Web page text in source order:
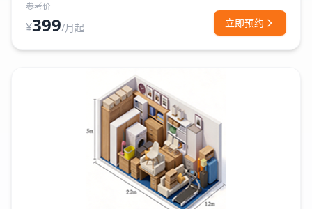
参考价
¥399/月起 立即预约